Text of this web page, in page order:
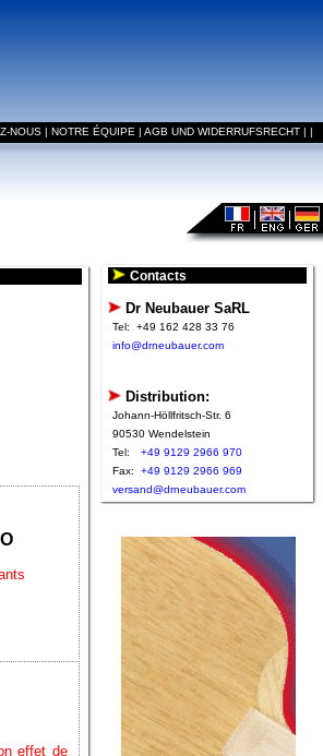
NOUS | NOTRE ÉQUIPE | AGB UND WIDERRUFSRECHT | |
effet de
Contacts
Dr Neubauer SaRL
Tel:
+49 162 428 33 76
info@drneubauer.com
Distribution:
Johann-Höllfritsch-Str. 6
90530 Wendelstein
Tel:
+49 9129 2966 970
Fax:
+49 9129 2966 969
versand@drneubauer.com